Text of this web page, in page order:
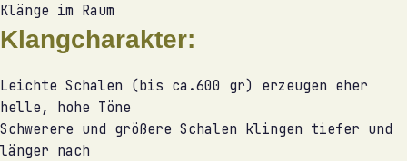
Klänge im Raum
Klangcharakter:
Leichte Schalen (bis ca.600 gr) erzeugen eher
helle, hohe Töne
Schwerere und größere Schalen klingen tiefer und
länger nach